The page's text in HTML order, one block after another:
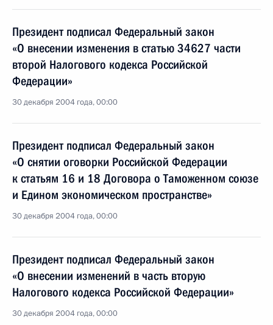
Президент подписал Федеральный закон
«О внесении изменения в статью 34627 части
второй Налогового кодекса Российской
Федерации»
30 декабря 2004 года, 00:00
Президент подписал Федеральный закон
«О снятии оговорки Российской Федерации
к статьям 16 и 18 Договора о Таможенном союзе
и Едином экономическом пространстве»
30 декабря 2004 года, 00:00
Президент подписал Федеральный закон
«О внесении изменений в часть вторую
Налогового кодекса Российской Федерации»
30 декабря 2004 года, 00:00